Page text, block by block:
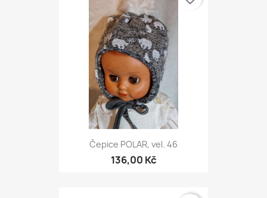
Čepice POLAR, vel. 46
136,00 Kč